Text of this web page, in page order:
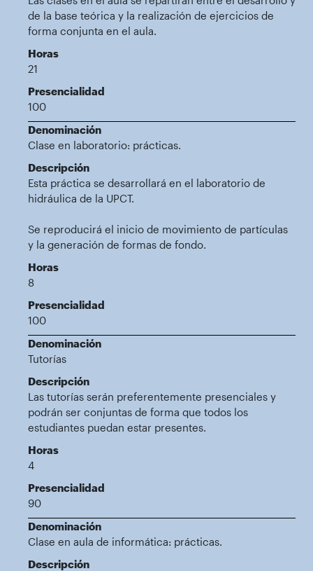
de la base teórica y la realización de ejercicios de
forma conjunta en el aula.
Horas
21
Presencialidad
100
Denominación
Clase en laboratorio: prácticas.
Descripción
Esta práctica se desarrollará en el laboratorio de
hidráulica de la UPCT.
Se reproducirá el inicio de movimiento de partículas
y la generación de formas de fondo.
Horas
8
Presencialidad
100
Denominación
Tutorías
Descripción
Las tutorías serán preferentemente presenciales y
podrán ser conjuntas de forma que todos los
estudiantes puedan estar presentes.
Horas
4
Presencialidad
90
Denominación
Clase en aula de informática: prácticas.
Descripción